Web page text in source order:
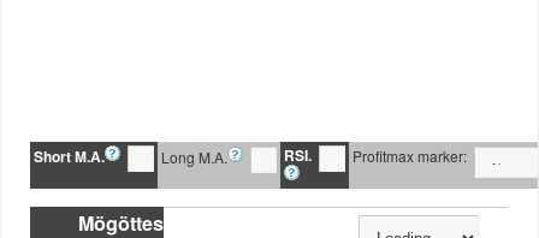
Short M.A. Long M.A. RSI. Profitmax marker:
Mögöttes